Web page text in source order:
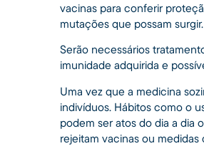
vacinas para conferir
mutações que possam surgir.
Serão necessários
imunidade adquirida e
Uma vez que a medicina
indivíduos. Hábitos como o
podem ser atos do dia a dia
rejeitam vacinas ou